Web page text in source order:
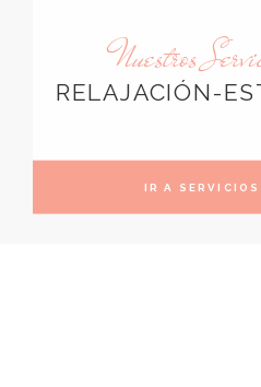
Nuestros
RELAJACIÓN-
IR A SERVICIOS